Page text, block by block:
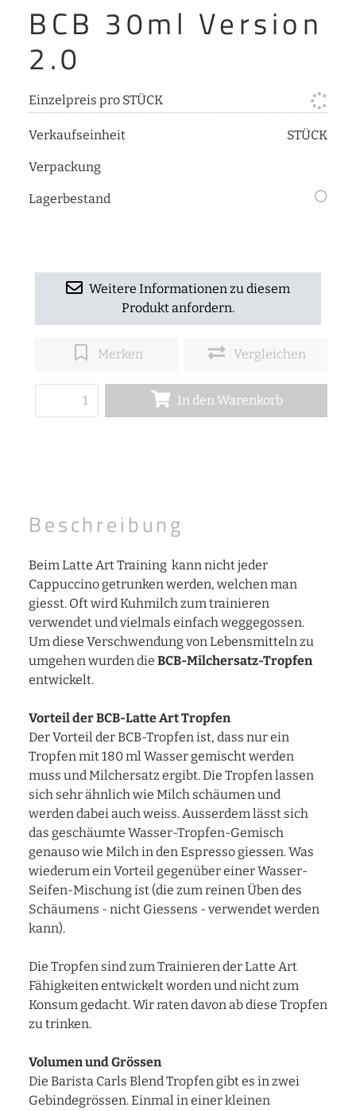
BCB 30ml Version
2.0
Einzelpreis pro STÜCK
Verkaufseinheit STÜCK
Verpackung
Lagerbestand
Weitere Informationen zu diesem
Produkt anfordern.
Merken Vergleichen
In den Warenkorb
Beschreibung
Beim Latte Art Training kann nicht jeder
Cappuccino getrunken werden, welchen man
giesst. Oft wird Kuhmilch zum trainieren
verwendet und vielmals einfach weggegossen.
Um diese Verschwendung von Lebensmitteln zu
umgehen wurden die BCB-Milchersatz-Tropfen
entwickelt.
Vorteil der BCB-Latte Art Tropfen
Der Vorteil der BCB-Tropfen ist, dass nur ein
Tropfen mit 180 ml Wasser gemischt werden
muss und Milchersatz ergibt. Die Tropfen lassen
sich sehr ähnlich wie Milch schäumen und
werden dabei auch weiss. Ausserdem lässt sich
das geschäumte Wasser-Tropfen-Gemisch
genauso wie Milch in den Espresso giessen. Was
wiederum ein Vorteil gegenüber einer Wasser-
Seifen-Mischung ist (die zum reinen Üben des
Schäumens - nicht Giessens - verwendet werden
kann).
Die Tropfen sind zum Trainieren der Latte Art
Fähigkeiten entwickelt worden und nicht zum
Konsum gedacht. Wir raten davon ab diese Tropfen
zu trinken.
Volumen und Grössen
Die Barista Carls Blend Tropfen gibt es in zwei
Gebindegrössen. Einmal in einer kleinen